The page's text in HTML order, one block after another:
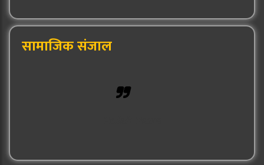
सामाजिक संजाल